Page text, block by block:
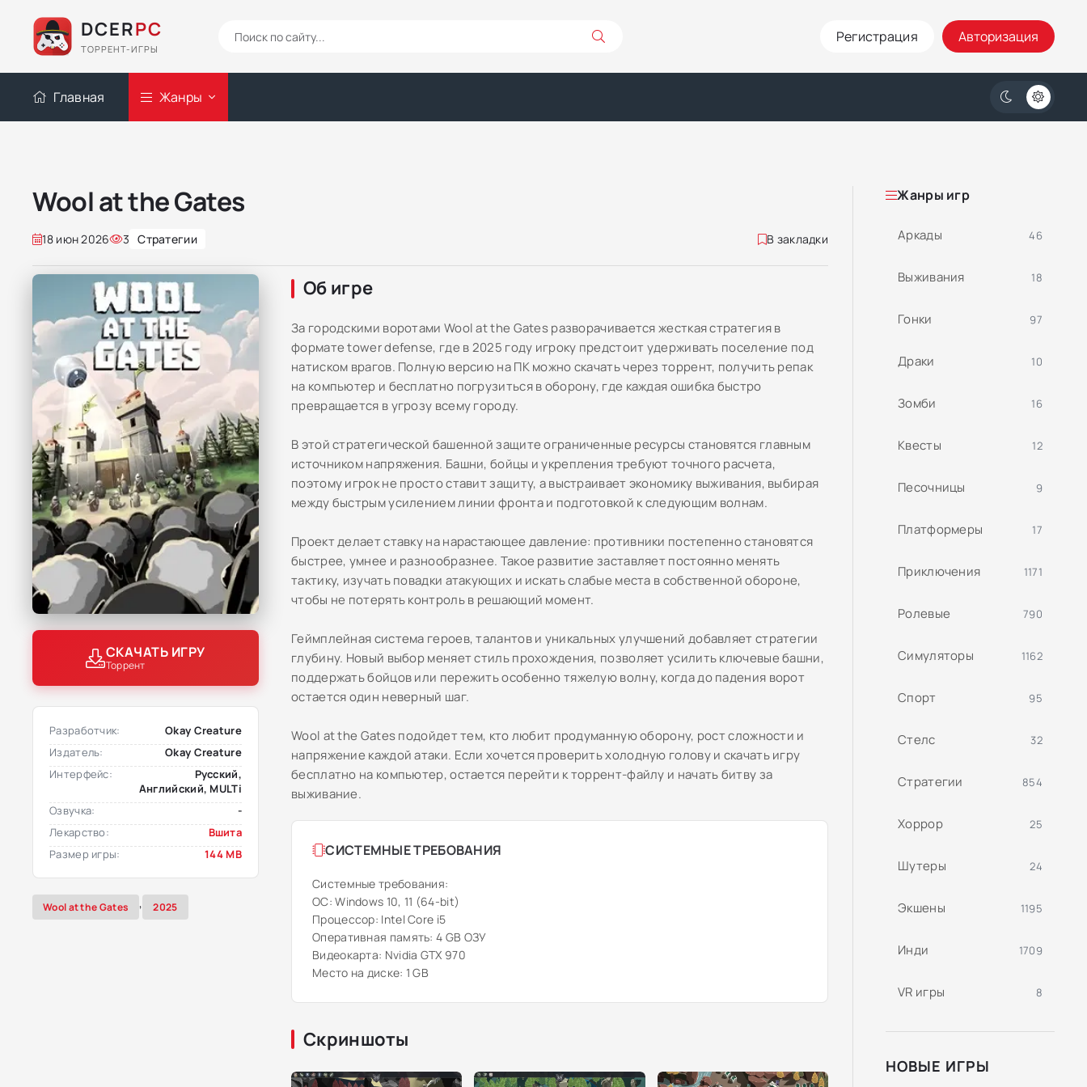
DCERPC
ТОРРЕНТ-ИГРЫ
Регистрация Авторизация
Главная Жанры
Wool at the Gates
18 июн 2026 3 Стратегии В закладки
СКАЧАТЬ ИГРУ
Торрент
Разработчик:
Okay Creature
Издатель:
Okay Creature
Интерфейс:
Русский,
Английский, MULTi
Озвучка:
-
Лекарство:
Вшита
Размер игры:
144 MB
Wool at the Gates , 2025
Об игре
За городскими воротами Wool at the Gates разворачивается жесткая стратегия в
формате tower defense, где в 2025 году игроку предстоит удерживать поселение под
натиском врагов. Полную версию на ПК можно скачать через торрент, получить репак
на компьютер и бесплатно погрузиться в оборону, где каждая ошибка быстро
превращается в угрозу всему городу.
В этой стратегической башенной защите ограниченные ресурсы становятся главным
источником напряжения. Башни, бойцы и укрепления требуют точного расчета,
поэтому игрок не просто ставит защиту, а выстраивает экономику выживания, выбирая
между быстрым усилением линии фронта и подготовкой к следующим волнам.
Проект делает ставку на нарастающее давление: противники постепенно становятся
быстрее, умнее и разнообразнее. Такое развитие заставляет постоянно менять
тактику, изучать повадки атакующих и искать слабые места в собственной обороне,
чтобы не потерять контроль в решающий момент.
Геймплейная система героев, талантов и уникальных улучшений добавляет стратегии
глубину. Новый выбор меняет стиль прохождения, позволяет усилить ключевые башни,
поддержать бойцов или пережить особенно тяжелую волну, когда до падения ворот
остается один неверный шаг.
Wool at the Gates подойдет тем, кто любит продуманную оборону, рост сложности и
напряжение каждой атаки. Если хочется проверить холодную голову и скачать игру
бесплатно на компьютер, остается перейти к торрент-файлу и начать битву за
выживание.
СИСТЕМНЫЕ ТРЕБОВАНИЯ
Системные требования:
ОС: Windows 10, 11 (64-bit)
Процессор: Intel Core i5
Оперативная память: 4 GB ОЗУ
Видеокарта: Nvidia GTX 970
Место на диске: 1 GB
Скриншоты
Жанры игр
Аркады 46
Выживания 18
Гонки 97
Драки 10
Зомби 16
Квесты 12
Песочницы 9
Платформеры 17
Приключения 1171
Ролевые 790
Симуляторы 1162
Спорт 95
Стелс 32
Стратегии 854
Хоррор 25
Шутеры 24
Экшены 1195
Инди 1709
VR игры 8
НОВЫЕ ИГРЫ